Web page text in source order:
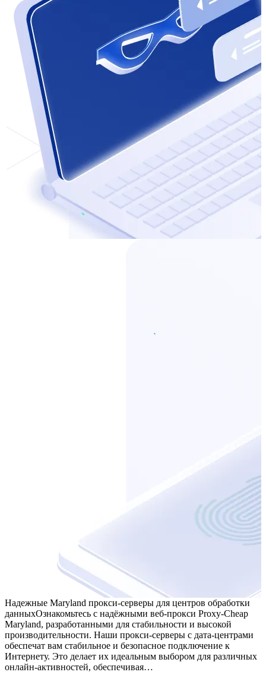
Надежные Maryland прокси-серверы для центров обработки
данныхОзнакомьтесь с надёжными веб-прокси Proxy-Cheap
Maryland, разработанными для стабильности и высокой
производительности. Наши прокси-серверы с дата-центрами
обеспечат вам стабильное и безопасное подключение к
Интернету. Это делает их идеальным выбором для различных
онлайн-активностей, обеспечивая…